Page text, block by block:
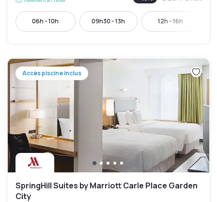
06h - 10h 09h30 - 13h 12h - 16h
Accès piscine inclus
SpringHill Suites by Marriott Carle Place Garden
City